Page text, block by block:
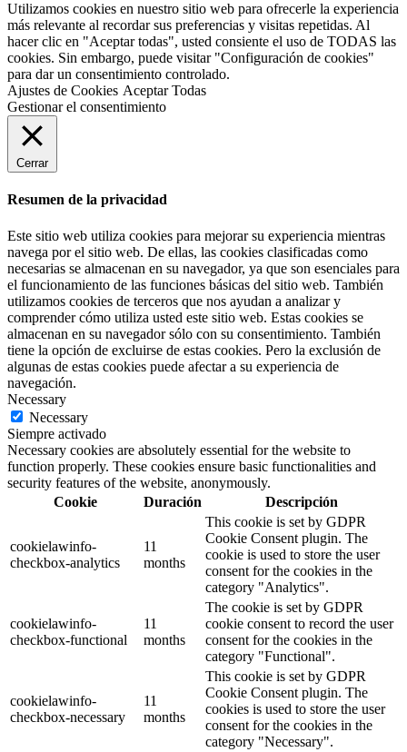
Utilizamos cookies en nuestro sitio web para ofrecerle la experiencia
más relevante al recordar sus preferencias y visitas repetidas. Al
hacer clic en "Aceptar todas", usted consiente el uso de TODAS las
cookies. Sin embargo, puede visitar "Configuración de cookies"
para dar un consentimiento controlado.
Ajustes de Cookies Aceptar Todas
Gestionar el consentimiento
Cerrar
Resumen de la privacidad
Este sitio web utiliza cookies para mejorar su experiencia mientras
navega por el sitio web. De ellas, las cookies clasificadas como
necesarias se almacenan en su navegador, ya que son esenciales para
el funcionamiento de las funciones básicas del sitio web. También
utilizamos cookies de terceros que nos ayudan a analizar y
comprender cómo utiliza usted este sitio web. Estas cookies se
almacenan en su navegador sólo con su consentimiento. También
tiene la opción de excluirse de estas cookies. Pero la exclusión de
algunas de estas cookies puede afectar a su experiencia de
navegación.
Necessary
Necessary
Siempre activado
Necessary cookies are absolutely essential for the website to
function properly. These cookies ensure basic functionalities and
security features of the website, anonymously.
Cookie
Duración Descripción
cookielawinfo-
checkbox-analytics
11
months
This cookie is set by GDPR
Cookie Consent plugin. The
cookie is used to store the user
consent for the cookies in the
category "Analytics".
cookielawinfo-
checkbox-functional
11
months
The cookie is set by GDPR
cookie consent to record the user
consent for the cookies in the
category "Functional".
cookielawinfo-
checkbox-necessary
11
months
This cookie is set by GDPR
Cookie Consent plugin. The
cookies is used to store the user
consent for the cookies in the
category "Necessary".